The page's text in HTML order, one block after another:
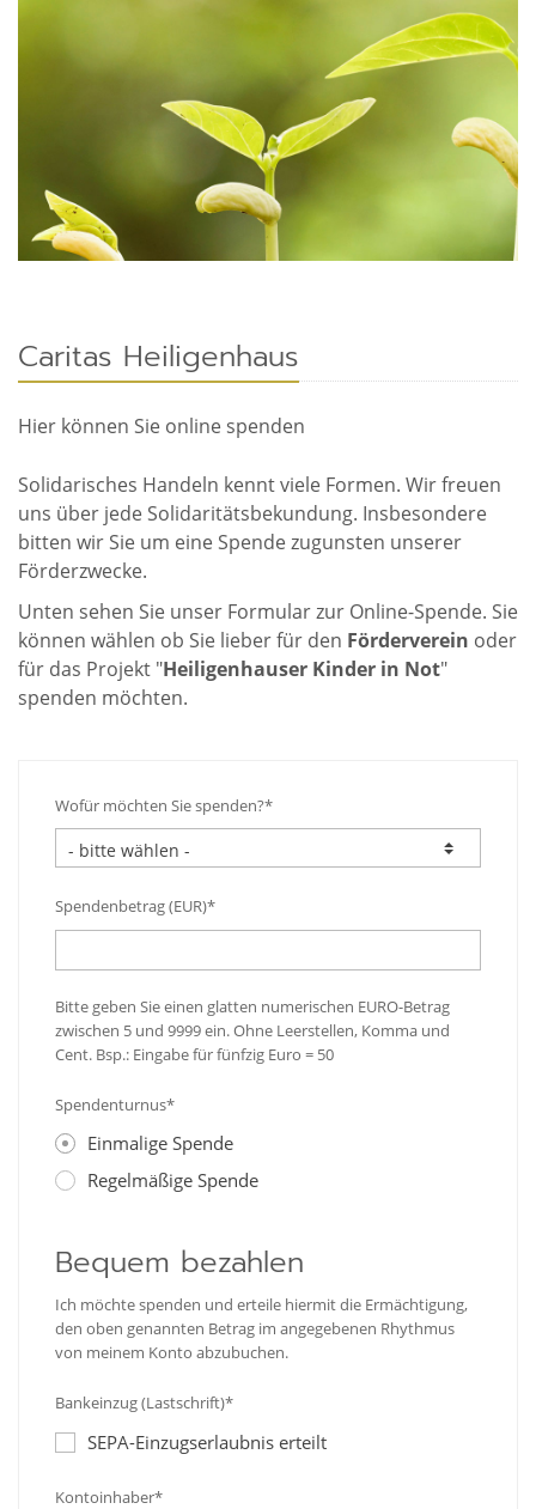
Caritas Heiligenhaus
Hier können Sie online spenden
Solidarisches Handeln kennt viele Formen. Wir freuen
uns über jede Solidaritätsbekundung. Insbesondere
bitten wir Sie um eine Spende zugunsten unserer
Förderzwecke.
Unten sehen Sie unser Formular zur Online-Spende. Sie
können wählen ob Sie lieber für den Förderverein oder
für das Projekt "Heiligenhauser Kinder in Not"
spenden möchten.
Wofür möchten Sie spenden?*
Spendenbetrag (EUR)*
Bitte geben Sie einen glatten numerischen EURO-Betrag
zwischen 5 und 9999 ein. Ohne Leerstellen, Komma und
Cent. Bsp.: Eingabe für fünfzig Euro = 50
Spendenturnus*
Einmalige Spende
Regelmäßige Spende
Bequem bezahlen
Ich möchte spenden und erteile hiermit die Ermächtigung,
den oben genannten Betrag im angegebenen Rhythmus
von meinem Konto abzubuchen.
Bankeinzug (Lastschrift)*
SEPA-Einzugserlaubnis erteilt
Kontoinhaber*